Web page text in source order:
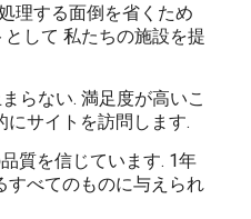
理する面倒を省くため
して 私たちの施設を提
らない. 満足度が高いこ
にサイトを訪問します.
質を信じています. 1年
すべてのものに与えられ